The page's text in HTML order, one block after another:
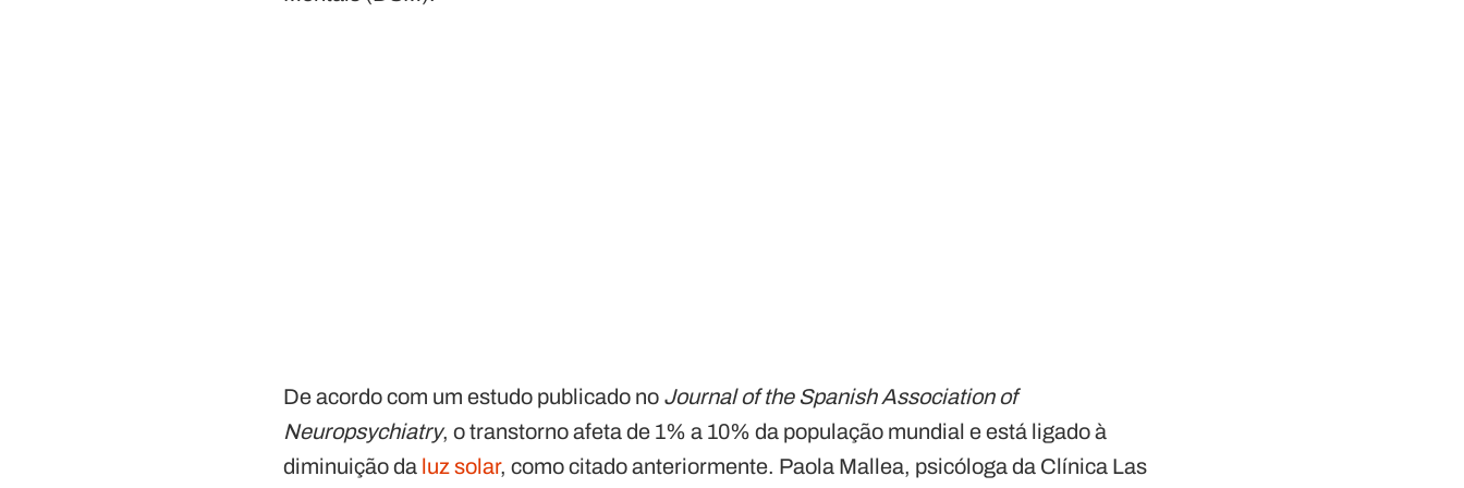
De acordo com um estudo publicado no Journal of the Spanish Association of
Neuropsychiatry, o transtorno afeta de 1% a 10% da população mundial e está ligado à
diminuição da luz solar, como citado anteriormente. Paola Mallea, psicóloga da Clínica Las